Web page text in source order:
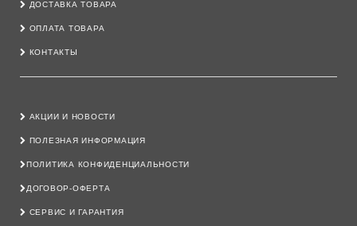
ДОСТАВКА ТОВАРА
ОПЛАТА ТОВАРА
КОНТАКТЫ
АКЦИИ И НОВОСТИ
ПОЛЕЗНАЯ ИНФОРМАЦИЯ
ПОЛИТИКА КОНФИДЕНЦИАЛЬНОСТИ
ДОГОВОР-ОФЕРТА
СЕРВИС И ГАРАНТИЯ